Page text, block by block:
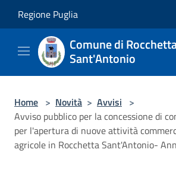
Regione Puglia
Comune di
Sant'Antonio
Home > Novità > Avvisi >
Avviso pubblico per la concessione di
per l'apertura di nuove attività
agricole in Rocchetta Sant'Antonio-